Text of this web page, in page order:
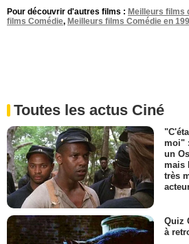
Pour découvrir d'autres films : Meilleurs films
films Comédie, Meilleurs films Comédie en
Toutes les actus Ciné
moi"
un
mais
très
Quiz
à